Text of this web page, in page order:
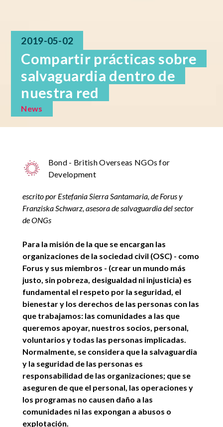
2019-05-02
Compartir prácticas sobre
salvaguardia dentro de
nuestra red
News
Bond - British Overseas NGOs for
Development
escrito por Estefania Sierra Santamaria, de Forus y
Franziska Schwarz, asesora de salvaguardia del sector
de ONGs
Para la misión de la que se encargan las
organizaciones de la sociedad civil (OSC) - como
Forus y sus miembros - (crear un mundo más
justo, sin pobreza, desigualdad ni injusticia) es
fundamental el respeto por la seguridad, el
bienestar y los derechos de las personas con las
que trabajamos: las comunidades a las que
queremos apoyar, nuestros socios, personal,
voluntarios y todas las personas implicadas.
Normalmente, se considera que la salvaguardia
y la seguridad de las personas es
responsabilidad de las organizaciones; que se
aseguren de que el personal, las operaciones y
los programas no causen daño a las
comunidades ni las expongan a abusos o
explotación.